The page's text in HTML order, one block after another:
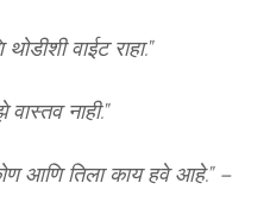
वाईट राहा.”
नाही.”
आणि तिला काय हवे आहे.” –